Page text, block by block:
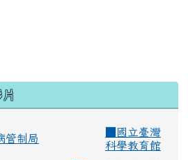
管制局
國立臺灣
科學教育館